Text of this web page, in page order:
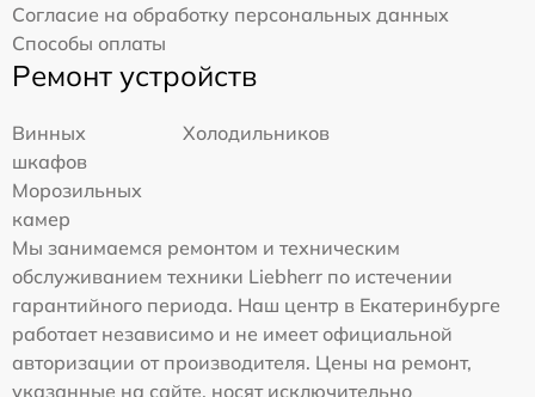
Согласие на обработку персональных данных
Способы оплаты
Ремонт устройств
Винных
шкафов
Холодильников
Морозильных
камер
Мы занимаемся ремонтом и техническим
обслуживанием техники Liebherr по истечении
гарантийного периода. Наш центр в Екатеринбурге
работает независимо и не имеет официальной
авторизации от производителя. Цены на ремонт,
указанные на сайте, носят исключительно